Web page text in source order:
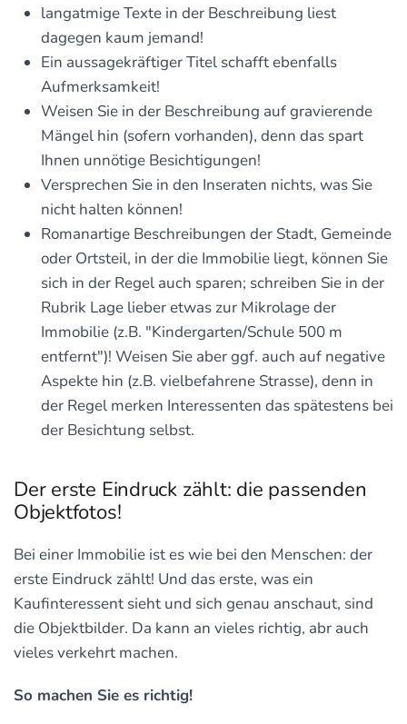
langatmige Texte in der Beschreibung liest
dagegen kaum jemand!
Ein aussagekräftiger Titel schafft ebenfalls
Aufmerksamkeit!
Weisen Sie in der Beschreibung auf gravierende
Mängel hin (sofern vorhanden), denn das spart
Ihnen unnötige Besichtigungen!
Versprechen Sie in den Inseraten nichts, was Sie
nicht halten können!
Romanartige Beschreibungen der Stadt, Gemeinde
oder Ortsteil, in der die Immobilie liegt, können Sie
sich in der Regel auch sparen; schreiben Sie in der
Rubrik Lage lieber etwas zur Mikrolage der
Immobilie (z.B. "Kindergarten/Schule 500 m
entfernt")! Weisen Sie aber ggf. auch auf negative
Aspekte hin (z.B. vielbefahrene Strasse), denn in
der Regel merken Interessenten das spätestens bei
der Besichtung selbst.
Der erste Eindruck zählt: die passenden
Objektfotos!
Bei einer Immobilie ist es wie bei den Menschen: der
erste Eindruck zählt! Und das erste, was ein
Kaufinteressent sieht und sich genau anschaut, sind
die Objektbilder. Da kann an vieles richtig, abr auch
vieles verkehrt machen.
So machen Sie es richtig!